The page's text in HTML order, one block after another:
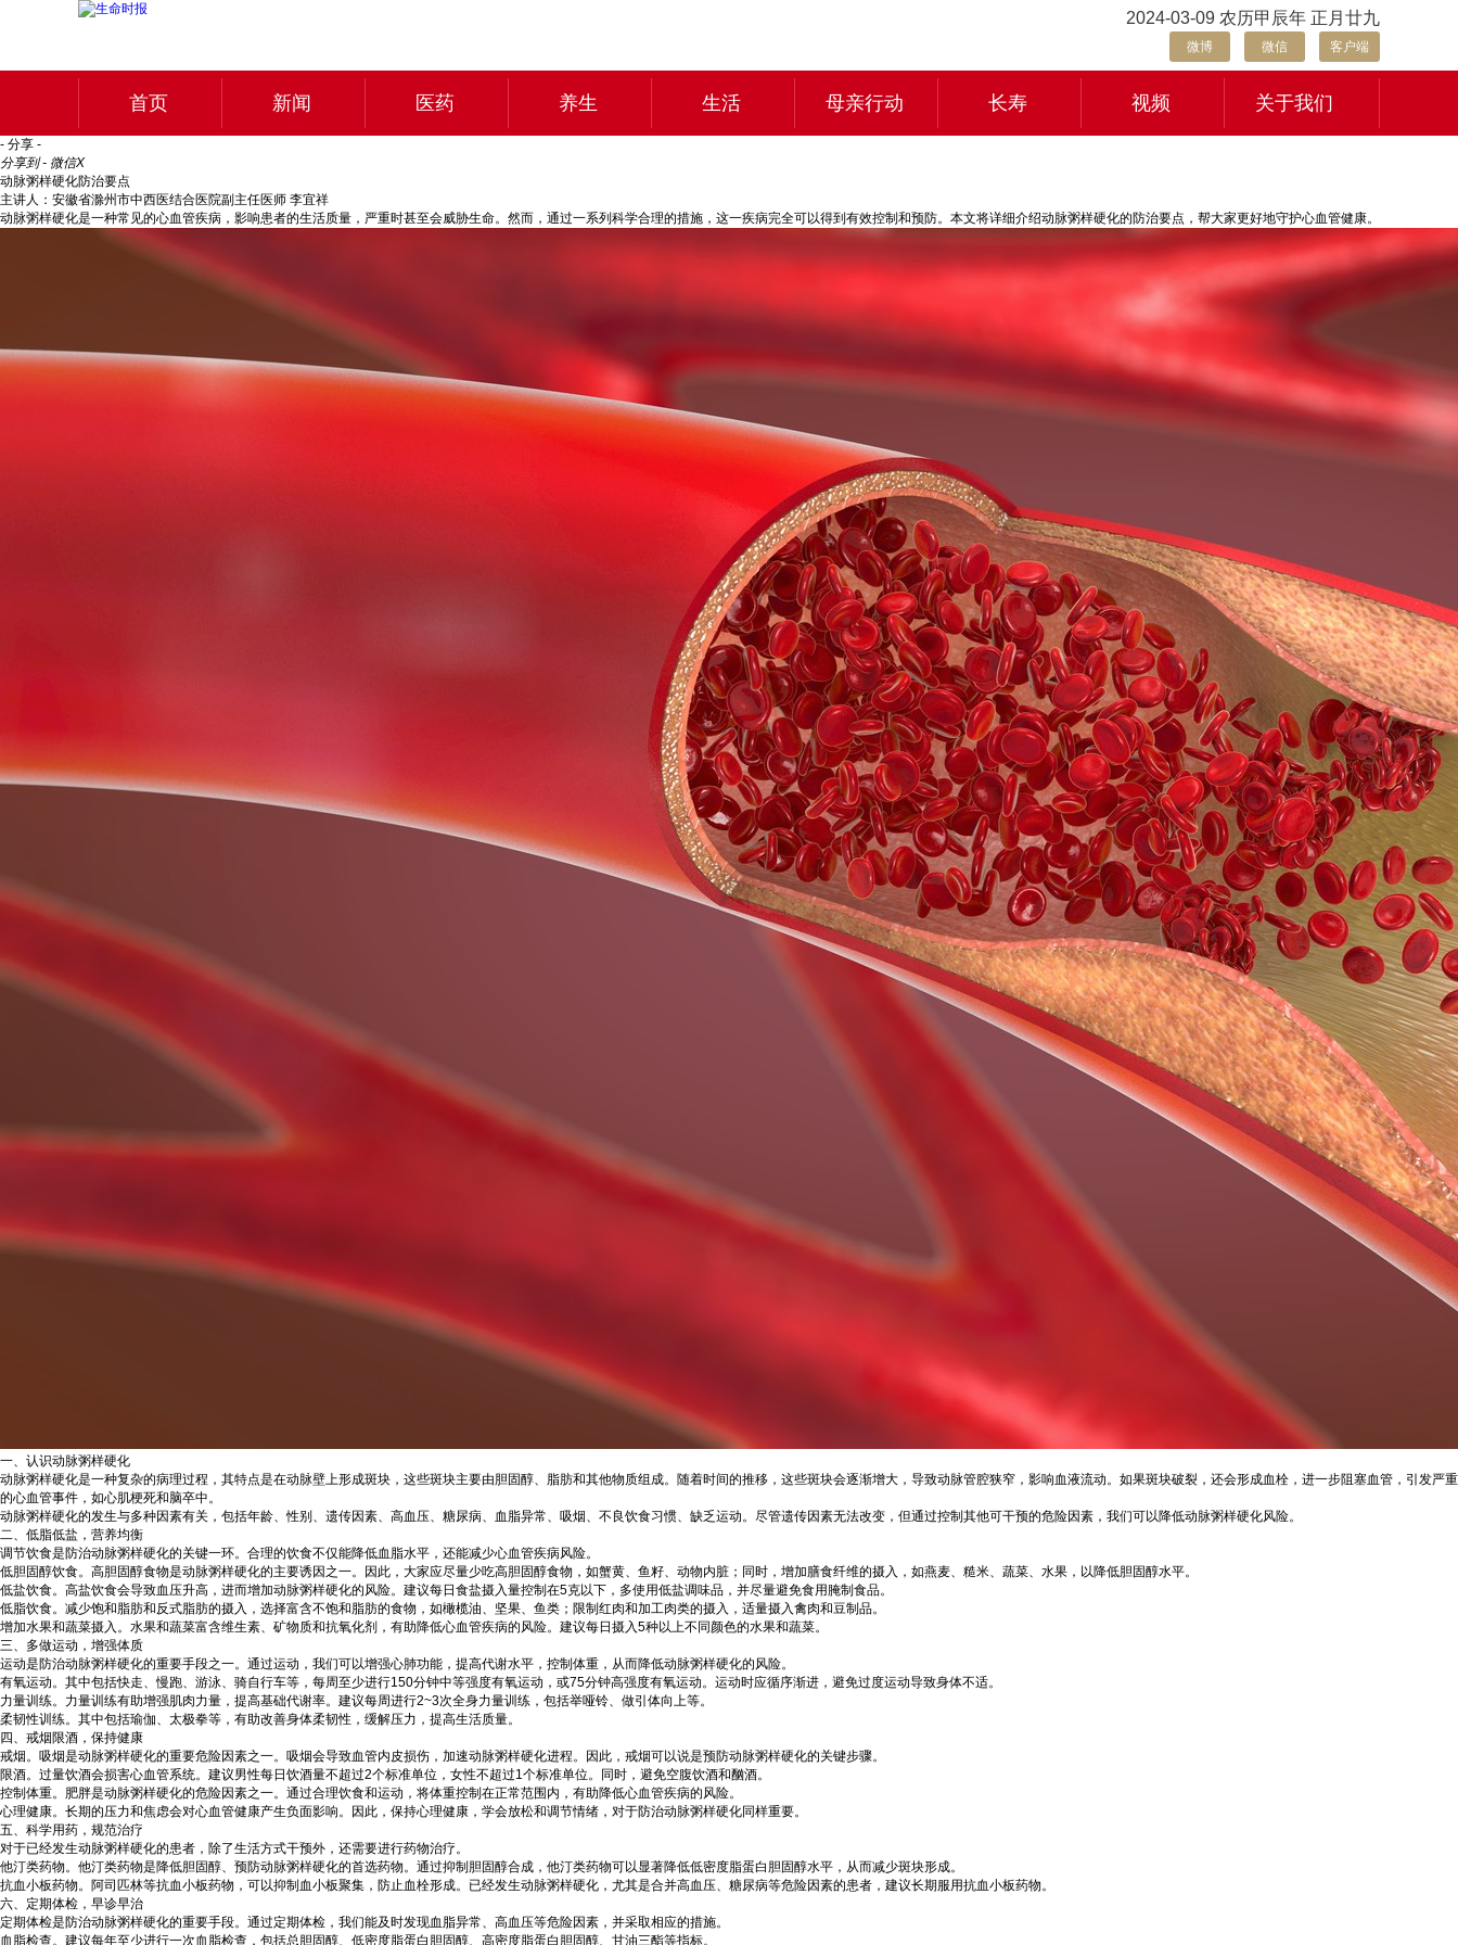
2024-03-09 农历甲辰年 正月廿九
微博 微信 客户端
首页 新闻 医药 养生 生活 母亲行动 长寿 视频 关于我们
- 分享 -
分享到 - 微信X
动脉粥样硬化防治要点
主讲人：安徽省滁州市中西医结合医院副主任医师 李宜祥
动脉粥样硬化是一种常见的心血管疾病，影响患者的生活质量，严重时甚至会威胁生命。然而，通过一系列科学合理的措施，这一疾病完全可以得到有效控制和预防。本文将详细介绍动脉粥样硬化的防治要点，帮大家更好地守护心血管健康。
一、认识动脉粥样硬化
动脉粥样硬化是一种复杂的病理过程，其特点是在动脉壁上形成斑块，这些斑块主要由胆固醇、脂肪和其他物质组成。随着时间的推移，这些斑块会逐渐增大，导致动脉管腔狭窄，影响血液流动。如果斑块破裂，还会形成血栓，进一步阻塞血管，引发严重
的心血管事件，如心肌梗死和脑卒中。
动脉粥样硬化的发生与多种因素有关，包括年龄、性别、遗传因素、高血压、糖尿病、血脂异常、吸烟、不良饮食习惯、缺乏运动。尽管遗传因素无法改变，但通过控制其他可干预的危险因素，我们可以降低动脉粥样硬化风险。
二、低脂低盐，营养均衡
调节饮食是防治动脉粥样硬化的关键一环。合理的饮食不仅能降低血脂水平，还能减少心血管疾病风险。
低胆固醇饮食。高胆固醇食物是动脉粥样硬化的主要诱因之一。因此，大家应尽量少吃高胆固醇食物，如蟹黄、鱼籽、动物内脏；同时，增加膳食纤维的摄入，如燕麦、糙米、蔬菜、水果，以降低胆固醇水平。
低盐饮食。高盐饮食会导致血压升高，进而增加动脉粥样硬化的风险。建议每日食盐摄入量控制在5克以下，多使用低盐调味品，并尽量避免食用腌制食品。
低脂饮食。减少饱和脂肪和反式脂肪的摄入，选择富含不饱和脂肪的食物，如橄榄油、坚果、鱼类；限制红肉和加工肉类的摄入，适量摄入禽肉和豆制品。
增加水果和蔬菜摄入。水果和蔬菜富含维生素、矿物质和抗氧化剂，有助降低心血管疾病的风险。建议每日摄入5种以上不同颜色的水果和蔬菜。
三、多做运动，增强体质
运动是防治动脉粥样硬化的重要手段之一。通过运动，我们可以增强心肺功能，提高代谢水平，控制体重，从而降低动脉粥样硬化的风险。
有氧运动。其中包括快走、慢跑、游泳、骑自行车等，每周至少进行150分钟中等强度有氧运动，或75分钟高强度有氧运动。运动时应循序渐进，避免过度运动导致身体不适。
力量训练。力量训练有助增强肌肉力量，提高基础代谢率。建议每周进行2~3次全身力量训练，包括举哑铃、做引体向上等。
柔韧性训练。其中包括瑜伽、太极拳等，有助改善身体柔韧性，缓解压力，提高生活质量。
四、戒烟限酒，保持健康
戒烟。吸烟是动脉粥样硬化的重要危险因素之一。吸烟会导致血管内皮损伤，加速动脉粥样硬化进程。因此，戒烟可以说是预防动脉粥样硬化的关键步骤。
限酒。过量饮酒会损害心血管系统。建议男性每日饮酒量不超过2个标准单位，女性不超过1个标准单位。同时，避免空腹饮酒和酗酒。
控制体重。肥胖是动脉粥样硬化的危险因素之一。通过合理饮食和运动，将体重控制在正常范围内，有助降低心血管疾病的风险。
心理健康。长期的压力和焦虑会对心血管健康产生负面影响。因此，保持心理健康，学会放松和调节情绪，对于防治动脉粥样硬化同样重要。
五、科学用药，规范治疗
对于已经发生动脉粥样硬化的患者，除了生活方式干预外，还需要进行药物治疗。
他汀类药物。他汀类药物是降低胆固醇、预防动脉粥样硬化的首选药物。通过抑制胆固醇合成，他汀类药物可以显著降低低密度脂蛋白胆固醇水平，从而减少斑块形成。
抗血小板药物。阿司匹林等抗血小板药物，可以抑制血小板聚集，防止血栓形成。已经发生动脉粥样硬化，尤其是合并高血压、糖尿病等危险因素的患者，建议长期服用抗血小板药物。
六、定期体检，早诊早治
定期体检是防治动脉粥样硬化的重要手段。通过定期体检，我们能及时发现血脂异常、高血压等危险因素，并采取相应的措施。
血脂检查。建议每年至少进行一次血脂检查，包括总胆固醇、低密度脂蛋白胆固醇、高密度脂蛋白胆固醇、甘油三酯等指标。